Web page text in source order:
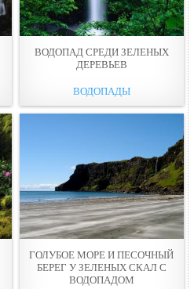
ВОДОПАД СРЕДИ ЗЕЛЕНЫХ
ДЕРЕВЬЕВ
ВОДОПАДЫ
ГОЛУБОЕ МОРЕ И ПЕСОЧНЫЙ
БЕРЕГ У ЗЕЛЕНЫХ СКАЛ С
ВОДОПАДОМ